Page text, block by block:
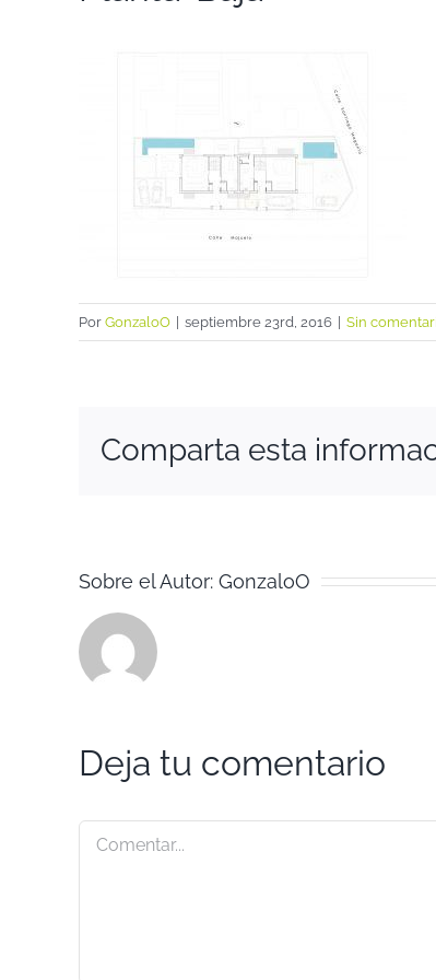
Por GonzaloO septiembre 23rd, 2016 Sin
Comparta esta
Sobre el Autor: GonzaloO
Deja tu comentario
Comentar